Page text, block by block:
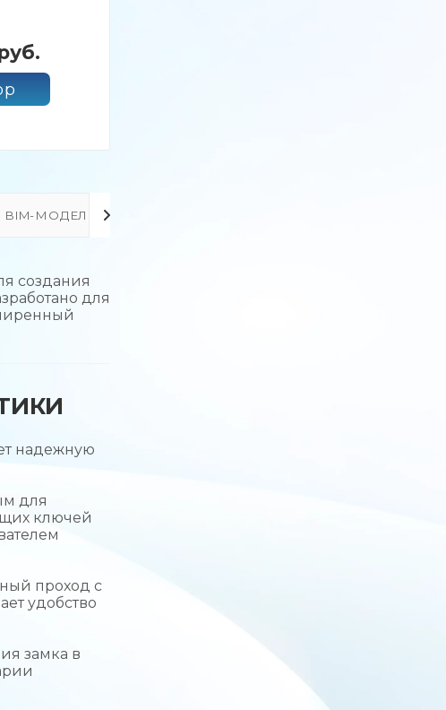
BIM-МОДЕЛЬ
создания
для
надежную
для
ключей
проход с
удобство
замка в